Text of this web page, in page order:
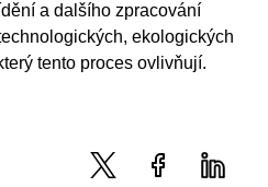
a dalšího zpracování
ekologických
tento proces ovlivňují.